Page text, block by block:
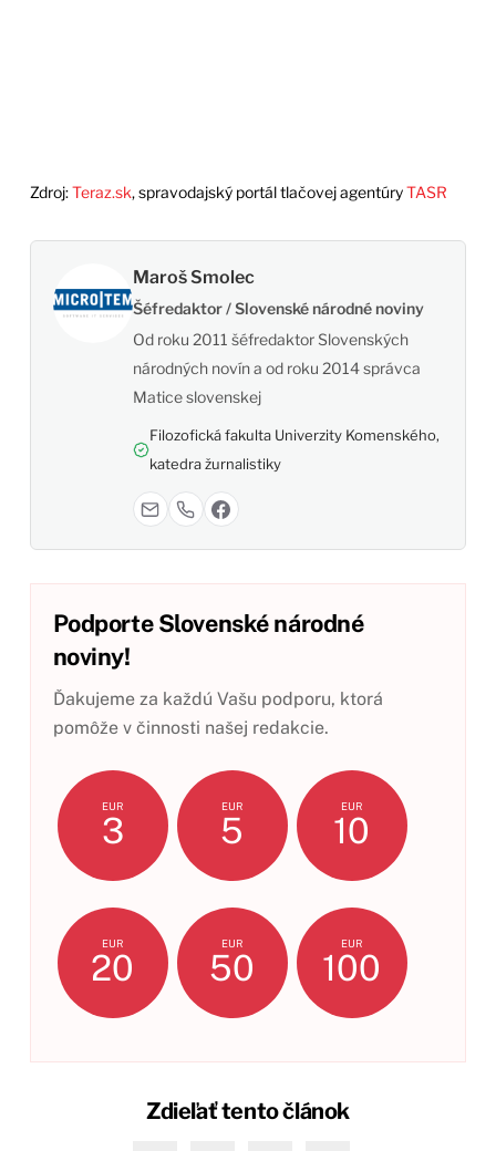
Zdroj:Teraz.sk, spravodajský portál tlačovej agentúryTASR
Maroš Smolec
Šéfredaktor / Slovenské národné noviny
Od roku 2011 šéfredaktor Slovenských
národných novín a od roku 2014 správca
Matice slovenskej
Filozofická fakulta Univerzity Komenského,
katedra žurnalistiky
Podporte Slovenské národné
noviny!
Ďakujeme za každú Vašu podporu, ktorá
pomôže v činnosti našej redakcie.
EUR
3
EUR
5
EUR
10
EUR
20
EUR
50
EUR
100
Zdieľať tento článok